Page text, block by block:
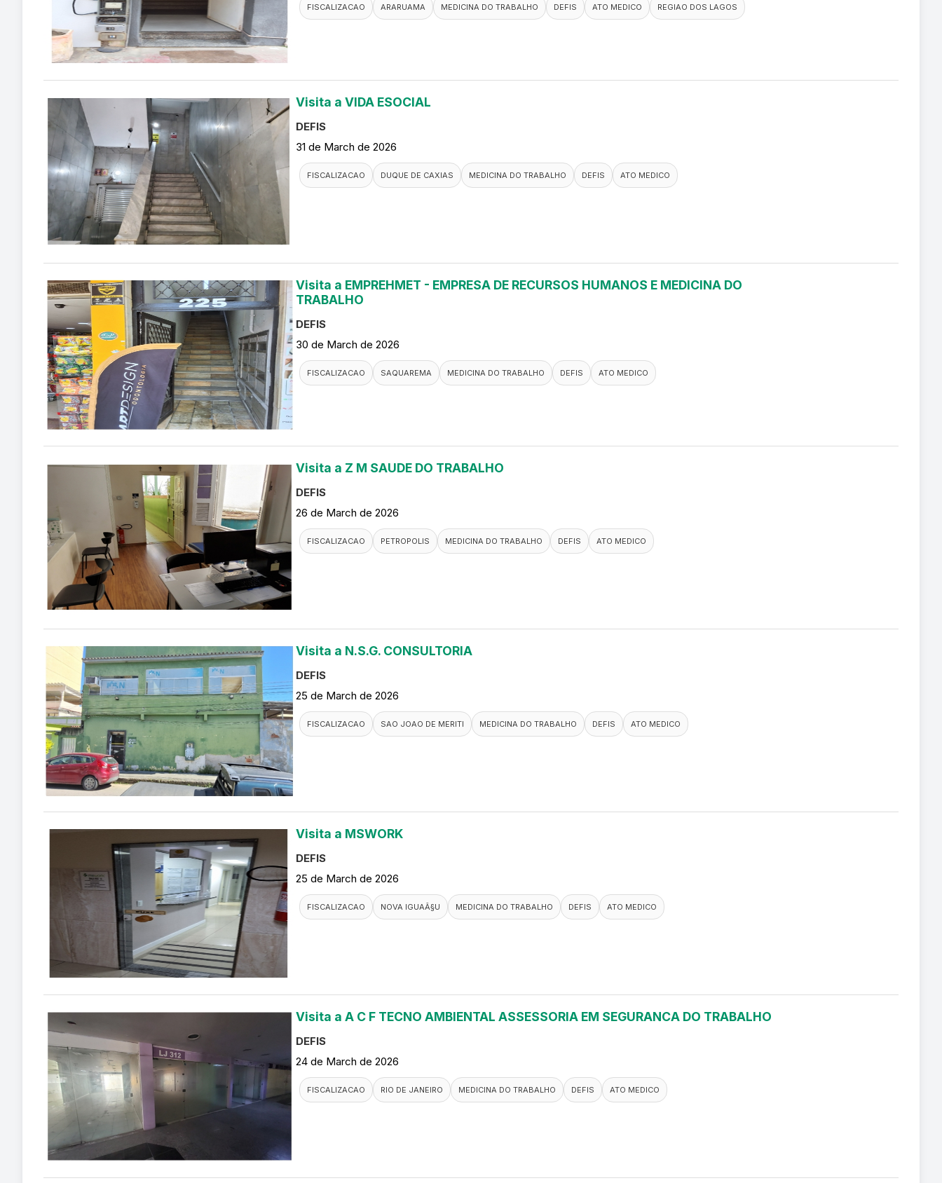
FISCALIZACAO ARARUAMA MEDICINA DO TRABALHO DEFIS ATO MEDICO REGIAO DOS LAGOS
Visita a VIDA ESOCIAL
DEFIS
31 de March de 2026
FISCALIZACAO DUQUE DE CAXIAS MEDICINA DO TRABALHO DEFIS ATO MEDICO
Visita a EMPREHMET - EMPRESA DE RECURSOS HUMANOS E MEDICINA DO
TRABALHO
DEFIS
30 de March de 2026
FISCALIZACAO SAQUAREMA MEDICINA DO TRABALHO DEFIS ATO MEDICO
Visita a Z M SAUDE DO TRABALHO
DEFIS
26 de March de 2026
FISCALIZACAO PETROPOLIS MEDICINA DO TRABALHO DEFIS ATO MEDICO
Visita a N.S.G. CONSULTORIA
DEFIS
25 de March de 2026
FISCALIZACAO SAO JOAO DE MERITI MEDICINA DO TRABALHO DEFIS ATO MEDICO
Visita a MSWORK
DEFIS
25 de March de 2026
FISCALIZACAO NOVA IGUAÃ§U MEDICINA DO TRABALHO DEFIS ATO MEDICO
Visita a A C F TECNO AMBIENTAL ASSESSORIA EM SEGURANCA DO TRABALHO
DEFIS
24 de March de 2026
FISCALIZACAO RIO DE JANEIRO MEDICINA DO TRABALHO DEFIS ATO MEDICO